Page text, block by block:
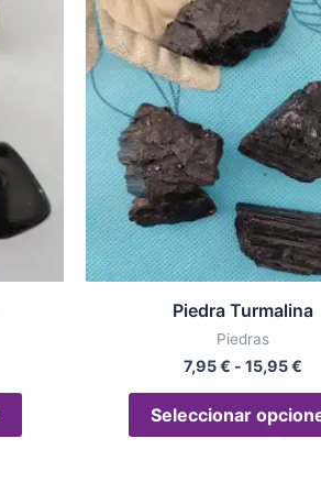
producto
múltiples
variantes.
opciones
se
pueden
elegir
Piedra Turmalina
Piedras
7,95€ - 15,95€
Seleccionar